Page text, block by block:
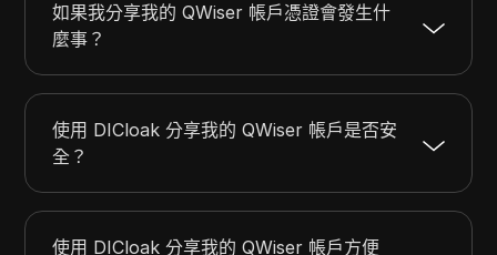
如果我分享我的 QWiser 帳戶憑證會發生什
麼事？
使用 DICloak 分享我的 QWiser 帳戶是否安
全？
使用 DICloak 分享我的 QWiser 帳戶方便